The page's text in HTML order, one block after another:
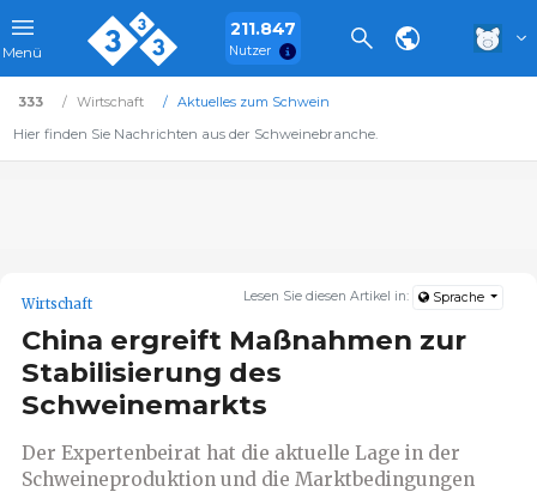
Menü
211.847
Nutzer
333 Wirtschaft
Aktuelles zum Schwein
Hier finden Sie Nachrichten aus der Schweinebranche.
Lesen Sie diesen Artikel in: Sprache
Wirtschaft
China ergreift Maßnahmen zur
Stabilisierung des
Schweinemarkts
Der Expertenbeirat hat die aktuelle Lage in der
Schweineproduktion und die Marktbedingungen